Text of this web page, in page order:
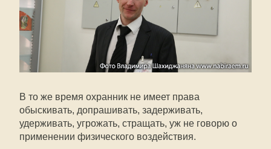
В то же время охранник не имеет права
обыскивать, допрашивать, задерживать,
удерживать, угрожать, стращать, уж не говорю о
применении физического воздействия.